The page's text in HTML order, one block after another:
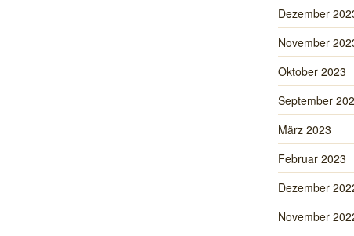
Dezember
November
Oktober 2023
September
März 2023
Februar 2023
Dezember
November